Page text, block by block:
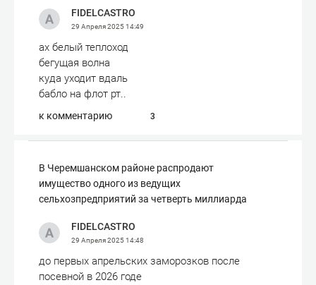
FIDELCASTRO
29 Апреля 202514:49
ах белый теплоход
бегущая волна
куда уходит вдаль
бабло на флот рт..
к комментарию 3
В Черемшанском районе распродают
имущество одного из ведущих
сельхозпредприятий за четверть миллиарда
FIDELCASTRO
29 Апреля 202514:48
до первых апрельских заморозков после
посевной в 2026 годе